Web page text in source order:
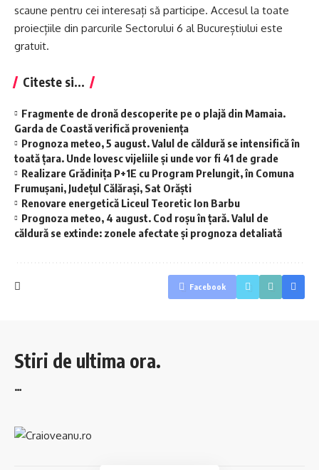
scaune pentru cei interesați să participe. Accesul la toate
proiecțiile din parcurile Sectorului 6 al Bucureștiului este
gratuit.
Citeste si...
Fragmente de dronă descoperite pe o plajă din Mamaia.
Garda de Coastă verifică proveniența
Prognoza meteo, 5 august. Valul de căldură se intensifică în
toată țara. Unde lovesc vijeliile și unde vor fi 41 de grade
Realizare Grădinița P+1E cu Program Prelungit, în Comuna
Frumușani, Județul Călărași, Sat Orăști
Renovare energetică Liceul Teoretic Ion Barbu
Prognoza meteo, 4 august. Cod roșu în țară. Valul de
căldură se extinde: zonele afectate și prognoza detaliată
Facebook
Stiri de ultima ora.
…